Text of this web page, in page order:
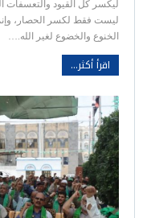
ليكسر كل القيود والتعسفات
ليست فقط لكسر الحصار،
الخنوع والخضوع لغير الله.…
اقرأ أكثر...